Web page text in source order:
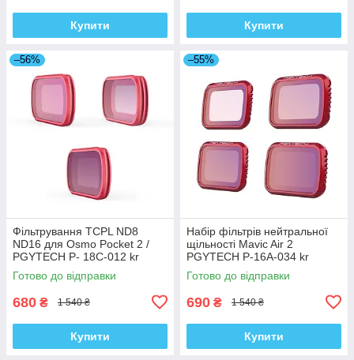
Купити Купити
–56%
Фільтрування TCPL ND8
ND16 для Osmo Pocket 2 /
PGYTECH P- 18C-012 kr
Готово до відправки
680 ₴ 1 540 ₴
Купити
–55%
Набір фільтрів нейтральної
щільності Mavic Air 2
PGYTECH P-16A-034 kr
Готово до відправки
690 ₴ 1 540 ₴
Купити